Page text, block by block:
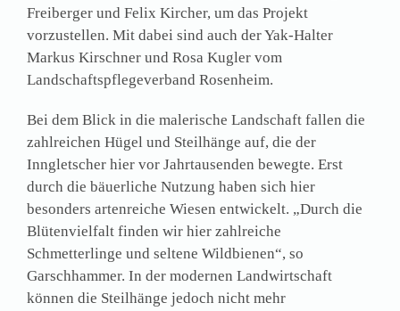
Freiberger und Felix Kircher, um das Projekt
vorzustellen. Mit dabei sind auch der Yak-Halter
Markus Kirschner und Rosa Kugler vom
Landschaftspflegeverband Rosenheim.
Bei dem Blick in die malerische Landschaft fallen die
zahlreichen Hügel und Steilhänge auf, die der
Inngletscher hier vor Jahrtausenden bewegte. Erst
durch die bäuerliche Nutzung haben sich hier
besonders artenreiche Wiesen entwickelt. „Durch die
Blütenvielfalt finden wir hier zahlreiche
Schmetterlinge und seltene Wildbienen“, so
Garschhammer. In der modernen Landwirtschaft
können die Steilhänge jedoch nicht mehr